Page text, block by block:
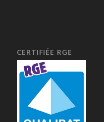
CERTIFIÉE RGE